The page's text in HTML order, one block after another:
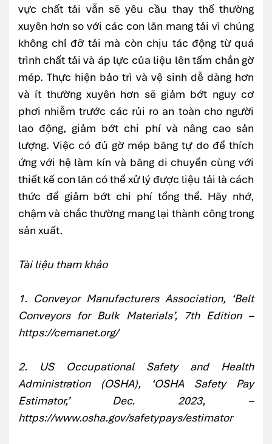
vực chất tải vẫn sẽ yêu cầu thay thế thường
xuyên hơn so với các con lăn mang tải vì chúng
không chỉ đỡ tải mà còn chịu tác động từ quá
trình chất tải và áp lực của liệu lên tấm chắn gờ
mép. Thực hiện bảo trì và vệ sinh dễ dàng hơn
và ít thường xuyên hơn sẽ giảm bớt nguy cơ
phơi nhiễm trước các rủi ro an toàn cho người
lao động, giảm bớt chi phí và nâng cao sản
lượng. Việc có đủ gờ mép băng tự do để thích
ứng với hệ làm kín và băng di chuyển cùng với
thiết kế con lăn có thể xử lý được liệu tải là cách
thức để giảm bớt chi phí tổng thể. Hãy nhớ,
chậm và chắc thường mang lại thành công trong
sản xuất.
Tài liệu tham khảo
1. Conveyor Manufacturers Association, ‘Belt
Conveyors for Bulk Materials’, 7th Edition –
https://cemanet.org/
2. US Occupational Safety and Health
Administration (OSHA), ‘OSHA Safety Pay
Estimator,’ Dec. 2023, –
https://www.osha.gov/safetypays/estimator